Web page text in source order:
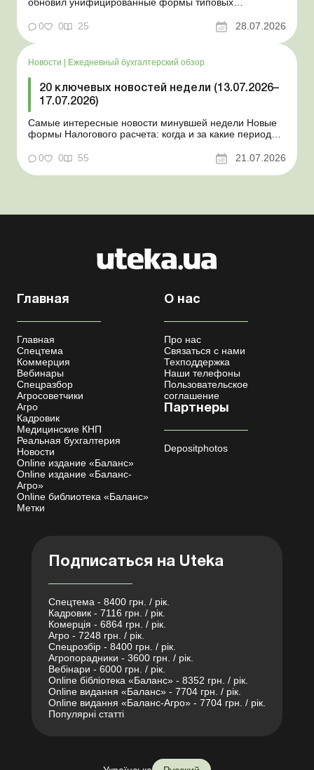
новость о создании координационного центра по
статус «в розыске»: что нужно знать работодателям
Закон о ВПЛ: ка...
0 0 25 28.07.2026
Новости Ежедневный бухгалтерский обзор
20 ключевых новостей недели (13.07.2026–
17.07.2026)
Самые интересные новости минувшей недели Новые
формы Налогового расчета: когда и за какие периоды
переоформления отсрочки от призыва во время
Координационный центр по организации
0 0 55 21.07.2026
Главная
Главная
Спецтема
Коммерция
Вебинары
Спецразбор
Агросоветчики
Агро
Кадровик
Медицинские КНП
Реальная бухгалтерия
Новости
Online издание «Баланс»
Online издание «Баланс-
Агро»
Online библиотека «Баланс»
Метки
О нас
Про нас
Связаться с нами
Техподдержка
Наши телефоны
Пользовательское
соглашение
Партнеры
Depositphotos
Подписаться на Uteka
Спецтема - 8400 грн. / рік.
Кадровик - 7116 грн. / рік.
Комерція - 6864 грн. / рік.
Агро - 7248 грн. / рік.
Спецрозбір - 8400 грн. / рік.
Агропорадники - 3600 грн. / рік.
Вебінари - 6000 грн. / рік.
Online бібліотека «Баланс» - 8352 грн. / рік.
Online видання «Баланс» - 7704 грн. / рік.
Online видання «Баланс-Агро» - 7704 грн. / рік.
Популярні статті